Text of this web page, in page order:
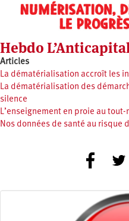
Hebdo
Articles
La dématérialisation accroît les
La dématérialisation des
silence
L’enseignement en proie au
Nos données de santé au risque